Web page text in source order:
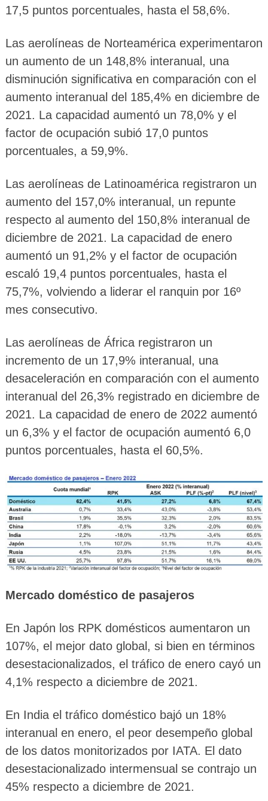
17,5 puntos porcentuales, hasta el 58,6%.
Las aerolíneas de Norteamérica experimentaron
un aumento de un 148,8% interanual, una
disminución significativa en comparación con el
aumento interanual del 185,4% en diciembre de
2021. La capacidad aumentó un 78,0% y el
factor de ocupación subió 17,0 puntos
porcentuales, a 59,9%.
Las aerolíneas de Latinoamérica registraron un
aumento del 157,0% interanual, un repunte
respecto al aumento del 150,8% interanual de
diciembre de 2021. La capacidad de enero
aumentó un 91,2% y el factor de ocupación
escaló 19,4 puntos porcentuales, hasta el
75,7%, volviendo a liderar el ranquin por 16º
mes consecutivo.
Las aerolíneas de África registraron un
incremento de un 17,9% interanual, una
desaceleración en comparación con el aumento
interanual del 26,3% registrado en diciembre de
2021. La capacidad de enero de 2022 aumentó
un 6,3% y el factor de ocupación aumentó 6,0
puntos porcentuales, hasta el 60,5%.
Mercado doméstico de pasajeros
En Japón los RPK domésticos aumentaron un
107%, el mejor dato global, si bien en términos
desestacionalizados, el tráfico de enero cayó un
4,1% respecto a diciembre de 2021.
En India el tráfico doméstico bajó un 18%
interanual en enero, el peor desempeño global
de los datos monitorizados por IATA. El dato
desestacionalizado intermensual se contrajo un
45% respecto a diciembre de 2021.